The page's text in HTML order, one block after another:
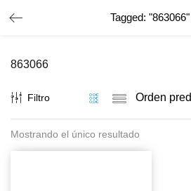
Tagged: "863066"
INICIO DE SESIÓN
Introduzca su nombre de usuario y
Recordar Datos
863066
Filtro
Mostrando el único resultado